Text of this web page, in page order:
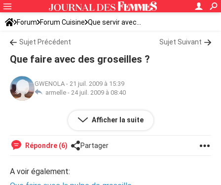
Forum Forum Cuisine Que servir avec...
Sujet Précédent Sujet Suivant
Que faire avec des groseilles ?
GWENOLA - 21 juil. 2009 à 15:39
armelle - 24 juil. 2009 à 08:40
J'ai des groseilles et je ne sais pas quoi en faire ; donnez-
moi des recettes faciles à réaliser. Merci.
Afficher la suite
Répondre (6) Partager
A voir également: